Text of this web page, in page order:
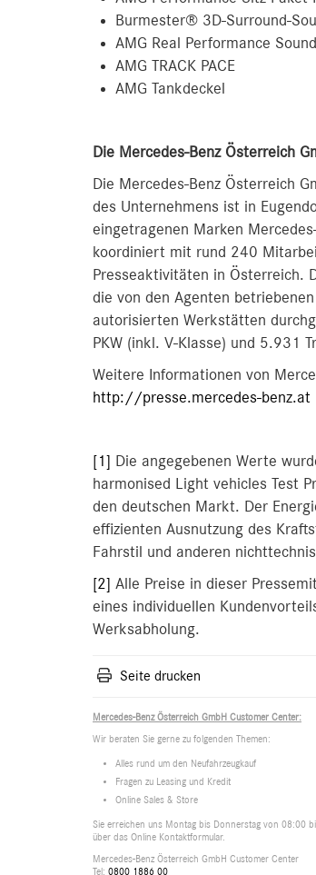
Burmester® 3D-Surround-
AMG Real Performance Sound
AMG TRACK PACE
AMG Tankdeckel
Die Mercedes-Benz Österreich
Die Mercedes-Benz Österreich
des Unternehmens ist in
eingetragenen Marken
koordiniert mit rund 240
Presseaktivitäten in Österreich.
die von den Agenten
autorisierten Werkstätten
PKW (inkl. V-Klasse) und 5.931
Weitere Informationen von
http://presse.mercedes-benz.at
[1] Die angegebenen Werte
harmonised Light vehicles Test
den deutschen Markt. Der
effizienten Ausnutzung des
Fahrstil und anderen
[2] Alle Preise in dieser
eines individuellen
Werksabholung.
Seite drucken
Mercedes-Benz Österreich GmbH Customer Center:
Wir beraten Sie gerne zu folgenden Themen:
Alles rund um den Neufahrzeugkauf
Fragen zu Leasing und Kredit
Online Sales & Store
Sie erreichen uns Montag bis Donnerstag von 08:00
über das Online Kontaktformular.
Mercedes-Benz Österreich GmbH Customer Center
Tel: 0800 1886 00